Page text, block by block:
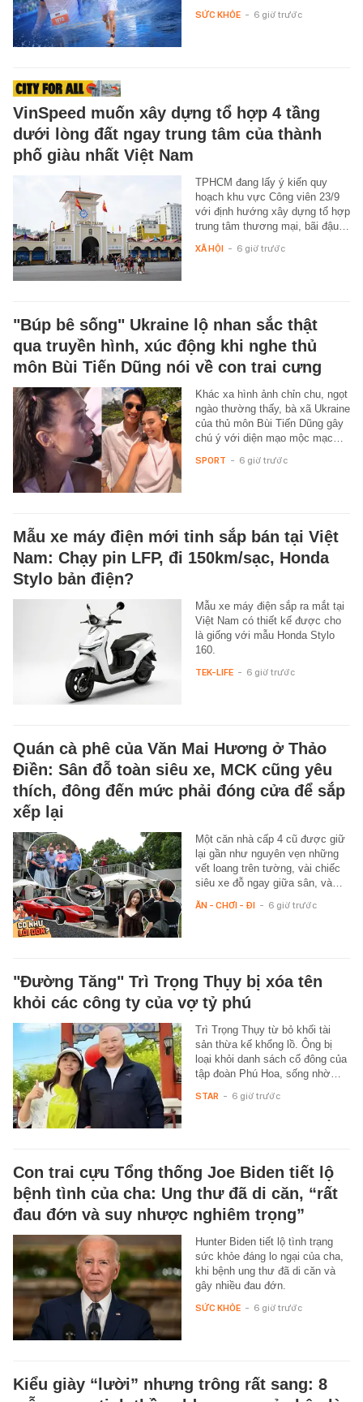
SỨC KHỎE - 6 giờ trước
VinSpeed muốn xây dựng tổ hợp 4 tầng
dưới lòng đất ngay trung tâm của thành
phố giàu nhất Việt Nam
TPHCM đang lấy ý kiến quy
hoạch khu vực Công viên 23/9
với định hướng xây dựng tổ hợp
trung tâm thương mại, bãi đậu…
XÃ HỘI - 6 giờ trước
"Búp bê sống" Ukraine lộ nhan sắc thật
qua truyền hình, xúc động khi nghe thủ
môn Bùi Tiến Dũng nói về con trai cưng
Khác xa hình ảnh chỉn chu, ngọt
ngào thường thấy, bà xã Ukraine
của thủ môn Bùi Tiến Dũng gây
chú ý với diện mạo mộc mạc…
SPORT - 6 giờ trước
Mẫu xe máy điện mới tinh sắp bán tại Việt
Nam: Chạy pin LFP, đi 150km/sạc, Honda
Stylo bản điện?
Mẫu xe máy điện sắp ra mắt tại
Việt Nam có thiết kế được cho
là giống với mẫu Honda Stylo
160.
TEK-LIFE - 6 giờ trước
Quán cà phê của Văn Mai Hương ở Thảo
Điền: Sân đỗ toàn siêu xe, MCK cũng yêu
thích, đông đến mức phải đóng cửa để sắp
xếp lại
Một căn nhà cấp 4 cũ được giữ
lại gần như nguyên vẹn những
vết loang trên tường, vài chiếc
siêu xe đỗ ngay giữa sân, và…
ĂN - CHƠI - ĐI - 6 giờ trước
"Đường Tăng" Trì Trọng Thụy bị xóa tên
khỏi các công ty của vợ tỷ phú
Trì Trọng Thụy từ bỏ khối tài
sản thừa kế khổng lồ. Ông bị
loại khỏi danh sách cổ đông của
tập đoàn Phú Hoa, sống nhờ…
STAR - 6 giờ trước
Con trai cựu Tổng thống Joe Biden tiết lộ
bệnh tình của cha: Ung thư đã di căn, “rất
đau đớn và suy nhược nghiêm trọng”
Hunter Biden tiết lộ tình trạng
sức khỏe đáng lo ngại của cha,
khi bệnh ung thư đã di căn và
gây nhiều đau đớn.
SỨC KHỎE - 6 giờ trước
Kiểu giày “lười” nhưng trông rất sang: 8